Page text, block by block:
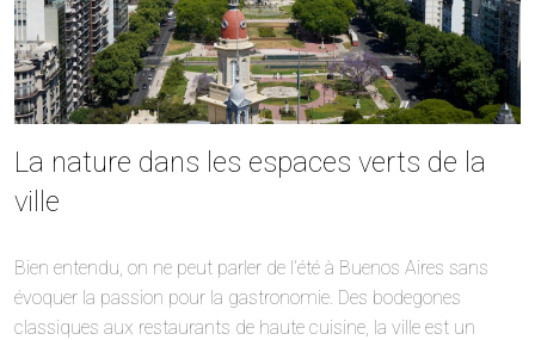
La nature dans les espaces verts de la
ville
Bien entendu, on ne peut parler de l’été à Buenos Aires sans
évoquer la passion pour la gastronomie. Des bodegones
classiques aux restaurants de haute cuisine, la ville est un